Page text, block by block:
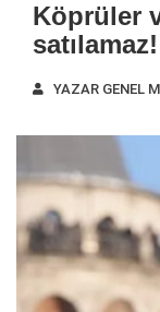
Köprüler
satılamaz!
YAZAR GENEL